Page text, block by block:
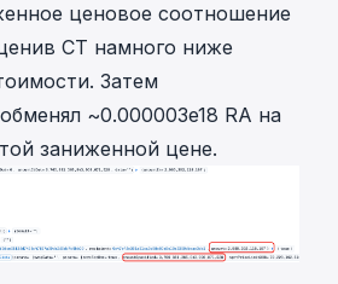
ценовое соотношение
CT намного ниже
Затем
~0.000003e18 RA на
заниженной цене.